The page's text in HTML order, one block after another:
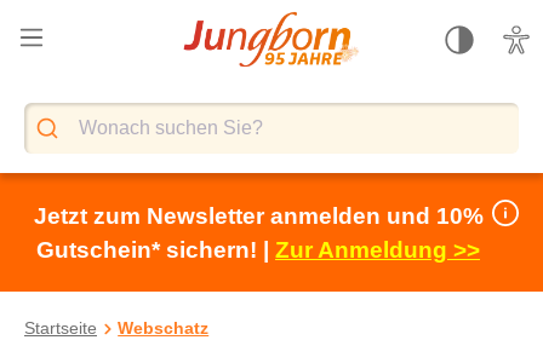
springen
Jetzt zum Newsletter anmelden und 10%
Gutschein* sichern! | Zur Anmeldung >>
Startseite Webschatz